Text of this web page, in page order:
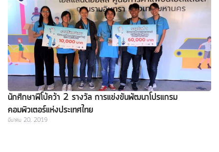
นักศึกษาฟีโบ้คว้า 2 รางวัล การแข่งขันพัฒนาโปรแกรม
คอมพิวเตอร์แห่งประเทศไทย
มีนาคม 20, 2019